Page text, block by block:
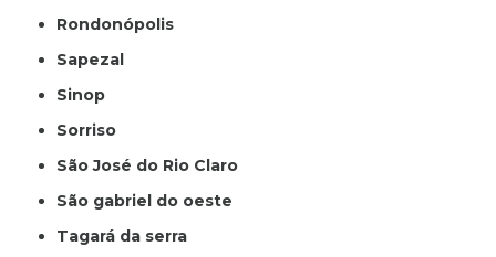
Rondonópolis
Sapezal
Sinop
Sorriso
São José do Rio Claro
São gabriel do oeste
Tagará da serra